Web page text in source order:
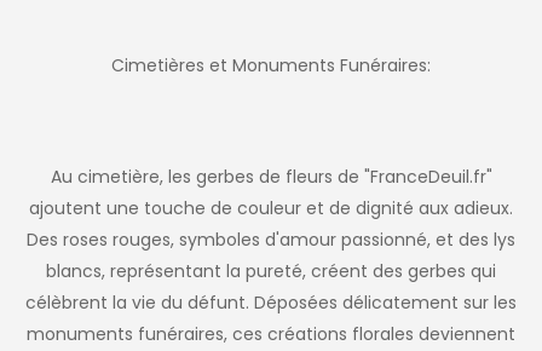
Cimetières et Monuments Funéraires:
Au cimetière, les gerbes de fleurs de "FranceDeuil.fr"
ajoutent une touche de couleur et de dignité aux adieux.
Des roses rouges, symboles d'amour passionné, et des lys
blancs, représentant la pureté, créent des gerbes qui
célèbrent la vie du défunt. Déposées délicatement sur les
monuments funéraires, ces créations florales deviennent